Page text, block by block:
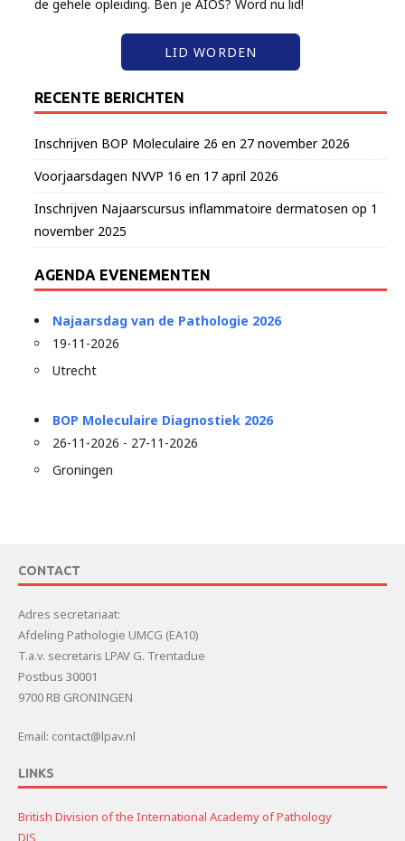
de gehele opleiding. Ben je AIOS? Word nu lid!
LID WORDEN
RECENTE BERICHTEN
Inschrijven BOP Moleculaire 26 en 27 november 2026
Voorjaarsdagen NVVP 16 en 17 april 2026
Inschrijven Najaarscursus inflammatoire dermatosen op 1
november 2025
AGENDA EVENEMENTEN
Najaarsdag van de Pathologie 2026
19-11-2026
Utrecht
BOP Moleculaire Diagnostiek 2026
26-11-2026 - 27-11-2026
Groningen
CONTACT
Adres secretariaat:
Afdeling Pathologie UMCG (EA10)
T.a.v. secretaris LPAV G. Trentadue
Postbus 30001
9700 RB GRONINGEN
Email: contact@lpav.nl
LINKS
British Division of the International Academy of Pathology
DJS